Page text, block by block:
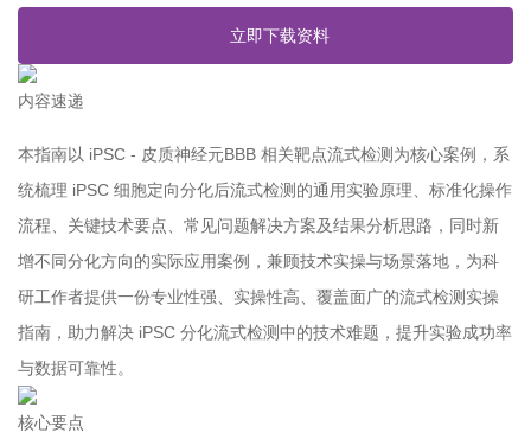
立即下载资料
内容速递
本指南以 iPSC - 皮质神经元BBB 相关靶点流式检测为核心案例，系
统梳理 iPSC 细胞定向分化后流式检测的通用实验原理、标准化操作
流程、关键技术要点、常见问题解决方案及结果分析思路，同时新
增不同分化方向的实际应用案例，兼顾技术实操与场景落地，为科
研工作者提供一份专业性强、实操性高、覆盖面广的流式检测实操
指南，助力解决 iPSC 分化流式检测中的技术难题，提升实验成功率
与数据可靠性。
核心要点